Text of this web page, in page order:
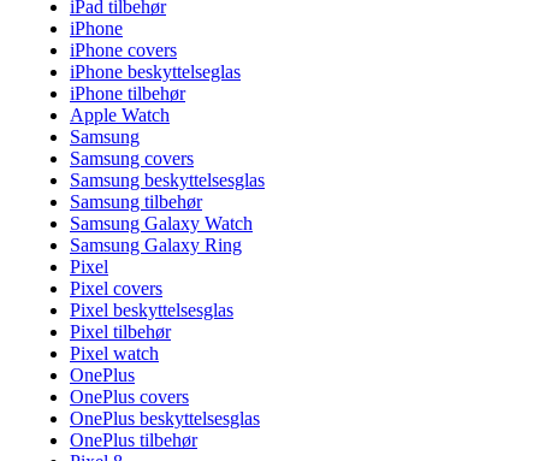
iPad tilbehør
iPhone
iPhone covers
iPhone beskyttelseglas
iPhone tilbehør
Apple Watch
Samsung
Samsung covers
Samsung beskyttelsesglas
Samsung tilbehør
Samsung Galaxy Watch
Samsung Galaxy Ring
Pixel
Pixel covers
Pixel beskyttelsesglas
Pixel tilbehør
Pixel watch
OnePlus
OnePlus covers
OnePlus beskyttelsesglas
OnePlus tilbehør